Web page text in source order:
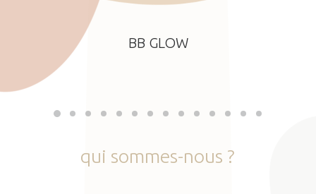
BB GLOW
qui sommes-nous ?